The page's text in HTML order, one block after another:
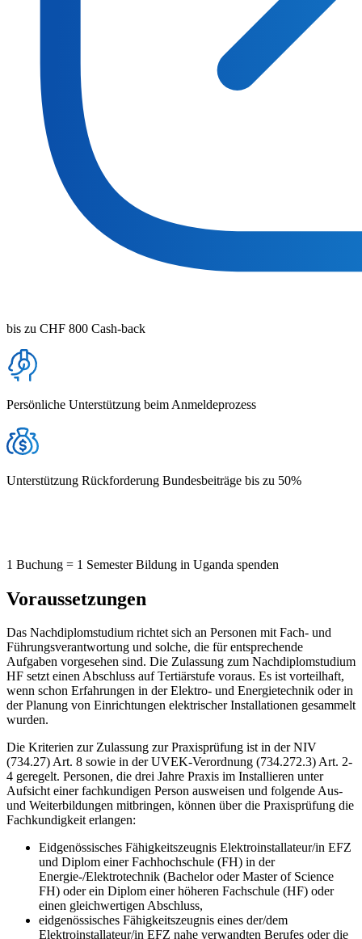
bis zu CHF 800 Cash-back
Persönliche Unterstützung beim Anmeldeprozess
Unterstützung Rückforderung Bundesbeiträge bis zu 50%
1 Buchung = 1 Semester Bildung in Uganda spenden
Voraussetzungen
Das Nachdiplomstudium richtet sich an Personen mit Fach- und
Führungsverantwortung und solche, die für entsprechende
Aufgaben vorgesehen sind. Die Zulassung zum Nachdiplomstudium
HF setzt einen Abschluss auf Tertiärstufe voraus. Es ist vorteilhaft,
wenn schon Erfahrungen in der Elektro- und Energietechnik oder in
der Planung von Einrichtungen elektrischer Installationen gesammelt
wurden.
Die Kriterien zur Zulassung zur Praxisprüfung ist in der NIV
(734.27) Art. 8 sowie in der UVEK-Verordnung (734.272.3) Art. 2-
4 geregelt. Personen, die drei Jahre Praxis im Installieren unter
Aufsicht einer fachkundigen Person ausweisen und folgende Aus-
und Weiterbildungen mitbringen, können über die Praxisprüfung die
Fachkundigkeit erlangen:
Eidgenössisches Fähigkeitszeugnis Elektroinstallateur/in EFZ
und Diplom einer Fachhochschule (FH) in der
Energie-/Elektrotechnik (Bachelor oder Master of Science
FH) oder ein Diplom einer höheren Fachschule (HF) oder
einen gleichwertigen Abschluss,
eidgenössisches Fähigkeitszeugnis eines der/dem
Elektroinstallateur/in EFZ nahe verwandten Berufes oder die